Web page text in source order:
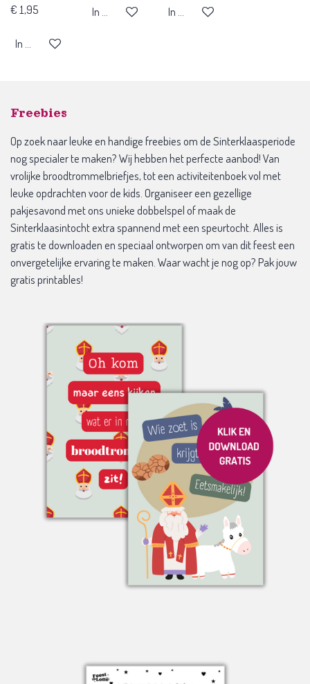
€ 1,95
In winkelwagen
In winkelwagen In winkelwagen
Freebies
Op zoek naar leuke en handige freebies om de Sinterklaasperiode
nog specialer te maken? Wij hebben het perfecte aanbod! Van
vrolijke broodtrommelbriefjes, tot een activiteitenboek vol met
leuke opdrachten voor de kids. Organiseer een gezellige
pakjesavond met ons unieke dobbelspel of maak de
Sinterklaasintocht extra spannend met een speurtocht. Alles is
gratis te downloaden en speciaal ontworpen om van dit feest een
onvergetelijke ervaring te maken. Waar wacht je nog op? Pak jouw
gratis printables!